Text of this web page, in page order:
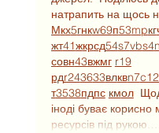
натрапить на щось
Мкх5гнкw69п53mpкг
жт41жкрсд54s7vbs4
совн43вжмг r19
рдr243633влквn7
т3538пдпс кмол
іноді буває корисно
ресурсів під рукою.…